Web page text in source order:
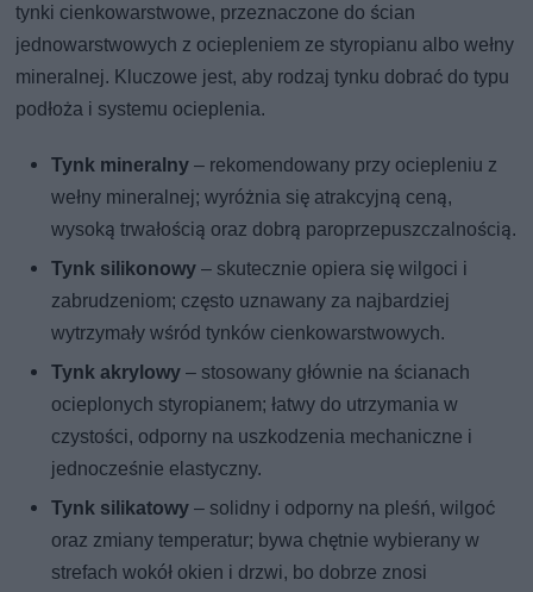
tynki cienkowarstwowe, przeznaczone do ścian
jednowarstwowych z ociepleniem ze styropianu albo wełny
mineralnej. Kluczowe jest, aby rodzaj tynku dobrać do typu
podłoża i systemu ocieplenia.
Tynk mineralny – rekomendowany przy ociepleniu z
wełny mineralnej; wyróżnia się atrakcyjną ceną,
wysoką trwałością oraz dobrą paroprzepuszczalnością.
Tynk silikonowy – skutecznie opiera się wilgoci i
zabrudzeniom; często uznawany za najbardziej
wytrzymały wśród tynków cienkowarstwowych.
Tynk akrylowy – stosowany głównie na ścianach
ocieplonych styropianem; łatwy do utrzymania w
czystości, odporny na uszkodzenia mechaniczne i
jednocześnie elastyczny.
Tynk silikatowy – solidny i odporny na pleśń, wilgoć
oraz zmiany temperatur; bywa chętnie wybierany w
strefach wokół okien i drzwi, bo dobrze znosi